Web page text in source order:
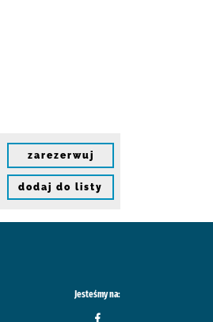
zarezerwuj
dodaj do listy
Jesteśmy na: